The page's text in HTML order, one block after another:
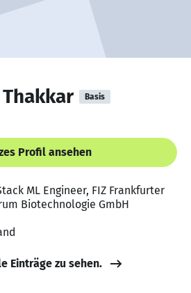
Basis
Profil ansehen
ML Engineer, FIZ Frankfurter
Biotechnologie GmbH
Einträge zu sehen.